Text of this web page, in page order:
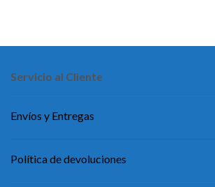
Servicio al Cliente
Envíos y Entregas
Política de devoluciones